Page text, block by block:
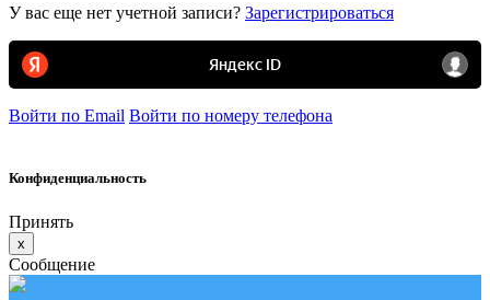
У вас еще нет учетной записи? Зарегистрироваться
Войти по Email Войти по номеру телефона
Конфиденциальность
Принять
x
Сообщение